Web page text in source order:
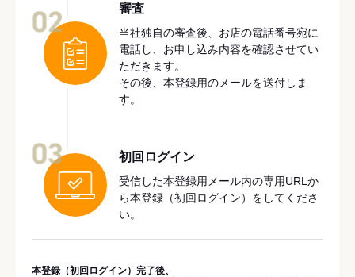
審査
当社独自の審査後、お店の電話番号宛に
電話し、お申し込み内容を確認させてい
ただきます。
その後、本登録用のメールを送付しま
す。
初回ログイン
受信した本登録用メール内の専用URLか
ら本登録（初回ログイン）をしてくださ
い。
本登録（初回ログイン）完了後、